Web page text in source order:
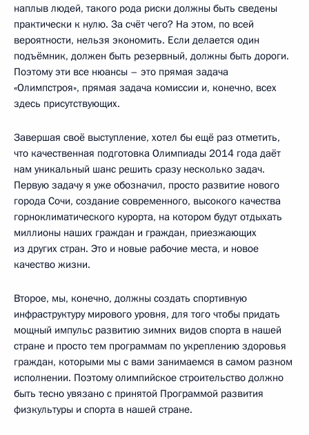
наплыв людей, такого рода риски должны быть сведены
практически к нулю. За счёт чего? На этом, по всей
вероятности, нельзя экономить. Если делается один
подъёмник, должен быть резервный, должны быть дороги.
Поэтому эти все нюансы – это прямая задача
«Олимпстроя», прямая задача комиссии и, конечно, всех
здесь присутствующих.
Завершая своё выступление, хотел бы ещё раз отметить,
что качественная подготовка Олимпиады 2014 года даёт
нам уникальный шанс решить сразу несколько задач.
Первую задачу я уже обозначил, просто развитие нового
города Сочи, создание современного, высокого качества
горноклиматического курорта, на котором будут отдыхать
миллионы наших граждан и граждан, приезжающих
из других стран. Это и новые рабочие места, и новое
качество жизни.
Второе, мы, конечно, должны создать спортивную
инфраструктуру мирового уровня, для того чтобы придать
мощный импульс развитию зимних видов спорта в нашей
стране и просто тем программам по укреплению здоровья
граждан, которыми мы с вами занимаемся в самом разном
исполнении. Поэтому олимпийское строительство должно
быть тесно увязано с принятой Программой развития
физкультуры и спорта в нашей стране.